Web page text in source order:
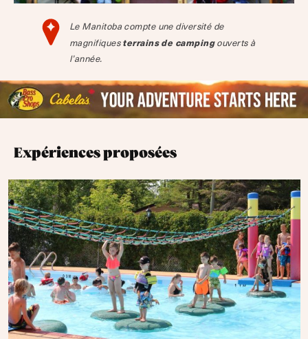
Le Manitoba compte une diversité de
magnifiquesterrains de campingouverts à
l’année.
Expériences proposées